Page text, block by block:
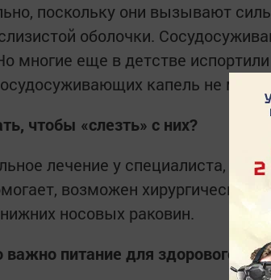
поскольку они вызывают
оболочки.
многие еще в детстве
капель не могут.
чтобы «слезть» с них?
лечение у специалиста,
возможен хирургический
носовых раковин.
питание для здорового